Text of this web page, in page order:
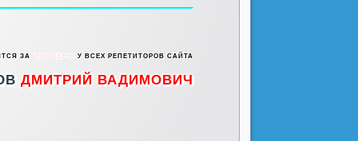
ЗА 50% ЦЕНЫ У ВСЕХ РЕПЕТИТОРОВ САЙТА
ДМИТРИЙ ВАДИМОВИЧ